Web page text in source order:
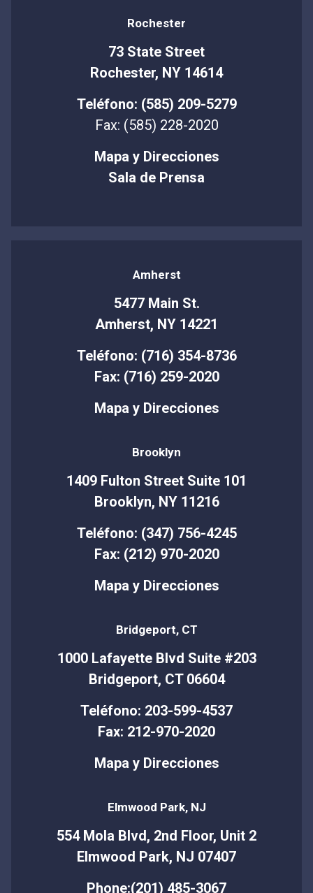
Rochester
73 State Street
Rochester, NY 14614
Teléfono: (585) 209-5279
Fax: (585) 228-2020
Mapa y Direcciones
Sala de Prensa
Amherst
5477 Main St.
Amherst, NY 14221
Teléfono: (716) 354-8736
Fax: (716) 259-2020
Mapa y Direcciones
Brooklyn
1409 Fulton Street Suite 101
Brooklyn, NY 11216
Teléfono: (347) 756-4245
Fax: (212) 970-2020
Mapa y Direcciones
Bridgeport, CT
1000 Lafayette Blvd Suite #203
Bridgeport, CT 06604
Teléfono: 203-599-4537
Fax: 212-970-2020
Mapa y Direcciones
Elmwood Park, NJ
554 Mola Blvd, 2nd Floor, Unit 2
Elmwood Park, NJ 07407
Phone:(201) 485-3067